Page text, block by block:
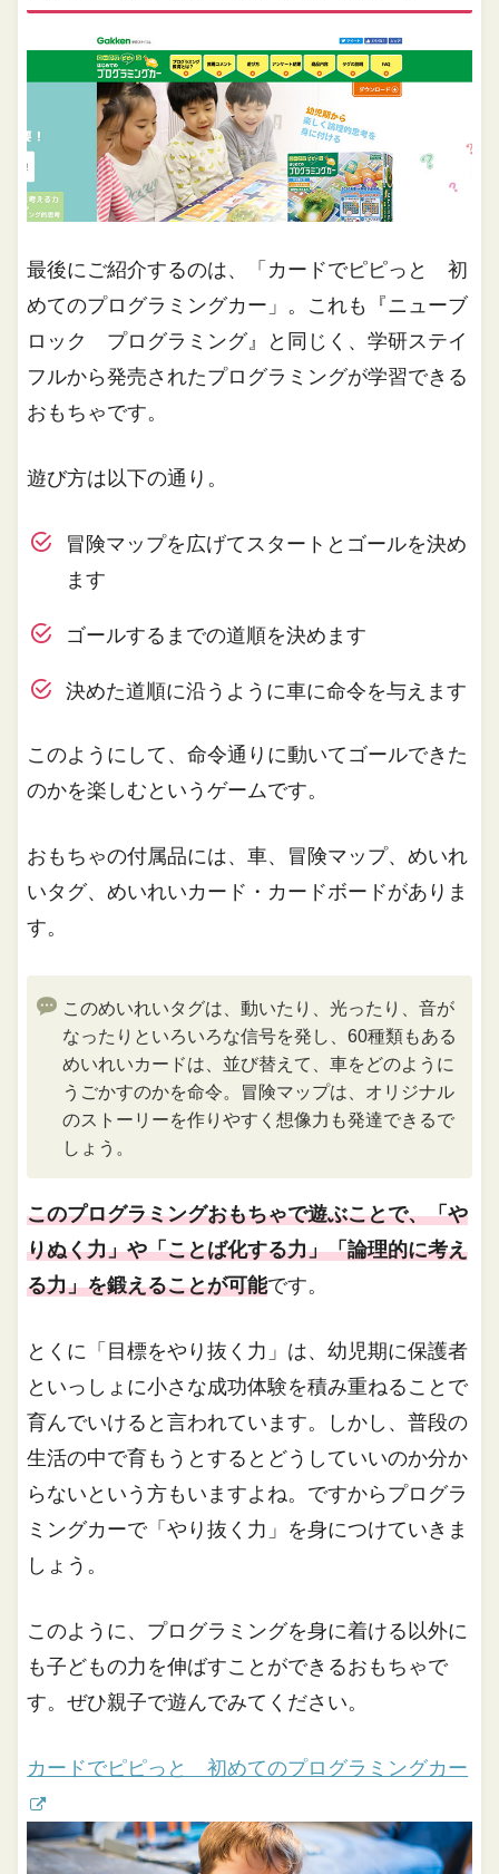
最後にご紹介するのは、「カードでピピっと 初
めてのプログラミングカー」。これも『ニューブ
ロック プログラミング』と同じく、学研ステイ
フルから発売されたプログラミングが学習できる
おもちゃです。
遊び方は以下の通り。
冒険マップを広げてスタートとゴールを決め
ます
ゴールするまでの道順を決めます
決めた道順に沿うように車に命令を与えます
このようにして、命令通りに動いてゴールできた
のかを楽しむというゲームです。
おもちゃの付属品には、車、冒険マップ、めいれ
いタグ、めいれいカード・カードボードがありま
す。
このめいれいタグは、動いたり、光ったり、音が
なったりといろいろな信号を発し、60種類もある
めいれいカードは、並び替えて、車をどのように
うごかすのかを命令。冒険マップは、オリジナル
のストーリーを作りやすく想像力も発達できるで
しょう。
このプログラミングおもちゃで遊ぶことで、「や
りぬく力」や「ことば化する力」「論理的に考え
る力」を鍛えることが可能です。
とくに「目標をやり抜く力」は、幼児期に保護者
といっしょに小さな成功体験を積み重ねることで
育んでいけると言われています。しかし、普段の
生活の中で育もうとするとどうしていいのか分か
らないという方もいますよね。ですからプログラ
ミングカーで「やり抜く力」を身につけていきま
しょう。
このように、プログラミングを身に着ける以外に
も子どもの力を伸ばすことができるおもちゃで
す。ぜひ親子で遊んでみてください。
カードでピピっと 初めてのプログラミングカー